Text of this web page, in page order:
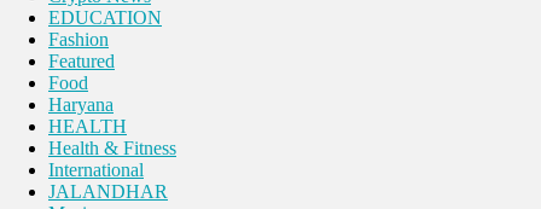
EDUCATION
Fashion
Featured
Food
Haryana
HEALTH
Health & Fitness
International
JALANDHAR